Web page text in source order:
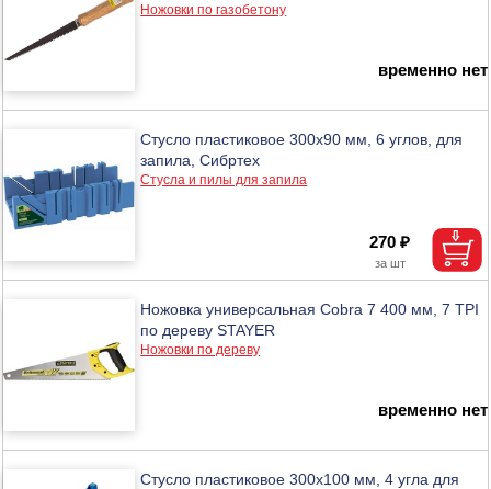
Ножовки по газобетону
временно нет
Стусло пластиковое 300х90 мм, 6 углов, для
запила, Сибртех
Стусла и пилы для запила
270 ₽
Ножовка универсальная Cobra 7 400 мм, 7 TPI
по дереву STAYER
Ножовки по дереву
временно нет
Стусло пластиковое 300х100 мм, 4 угла для